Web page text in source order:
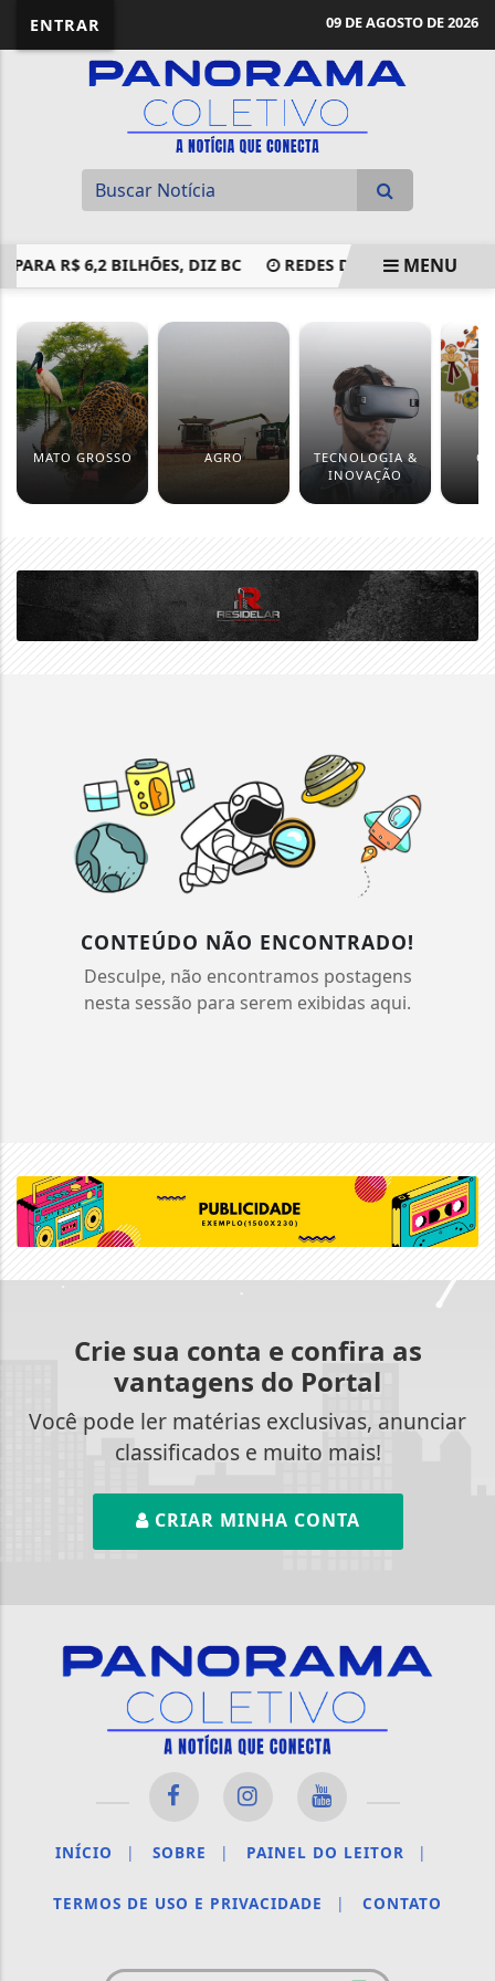
ENTRAR 09 DE AGOSTO DE 2026
R$ 6,2 BILHÕES, DIZ BC REDES DE EDUCAÇÃO
MENU
MATO GROSSO AGRO
TECNOLOGIA &
INOVAÇÃO
CONTEÚDO NÃO ENCONTRADO!
Desculpe, não encontramos postagens
nesta sessão para serem exibidas aqui.
Crie sua conta e confira as
vantagens do Portal
Você pode ler matérias exclusivas, anunciar
classificados e muito mais!
CRIAR MINHA CONTA
INÍCIO | SOBRE | PAINEL DO LEITOR |
TERMOS DE USO E PRIVACIDADE | CONTATO